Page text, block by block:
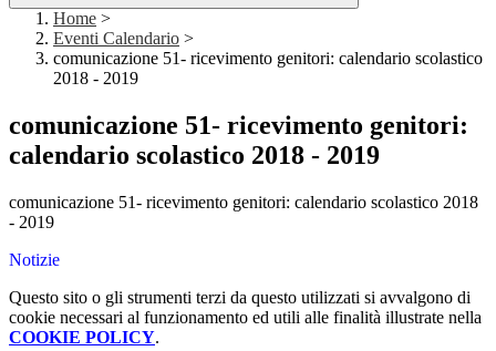
Home >
Eventi Calendario >
comunicazione 51- ricevimento genitori: calendario scolastico
2018 - 2019
comunicazione 51- ricevimento genitori:
calendario scolastico 2018 - 2019
comunicazione 51- ricevimento genitori: calendario scolastico 2018
- 2019
Notizie
Questo sito o gli strumenti terzi da questo utilizzati si avvalgono di
cookie necessari al funzionamento ed utili alle finalità illustrate nella
COOKIE POLICY.